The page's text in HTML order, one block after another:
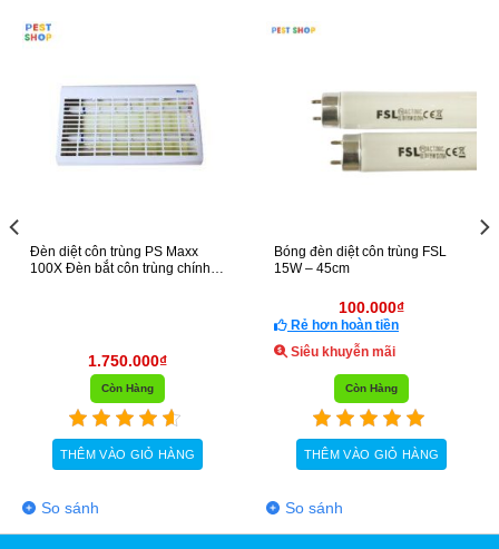
trùng PS Maxx
bắt côn trùng chính
VÀO GIỎ HÀNG
Bóng đèn diệt côn trùng FSL
15W – 45cm
Rẻ hơn hoàn tiền
Siêu khuyễn mãi
THÊM VÀO GIỎ HÀNG
Bóng đèn